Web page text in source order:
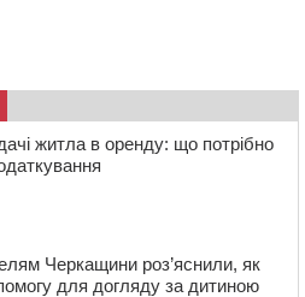
видворили з країни грузина,
колонії
прогнозують пік
житла в оренду: що потрібно
Черкащини роз’яснили, як
для догляду за дитиною